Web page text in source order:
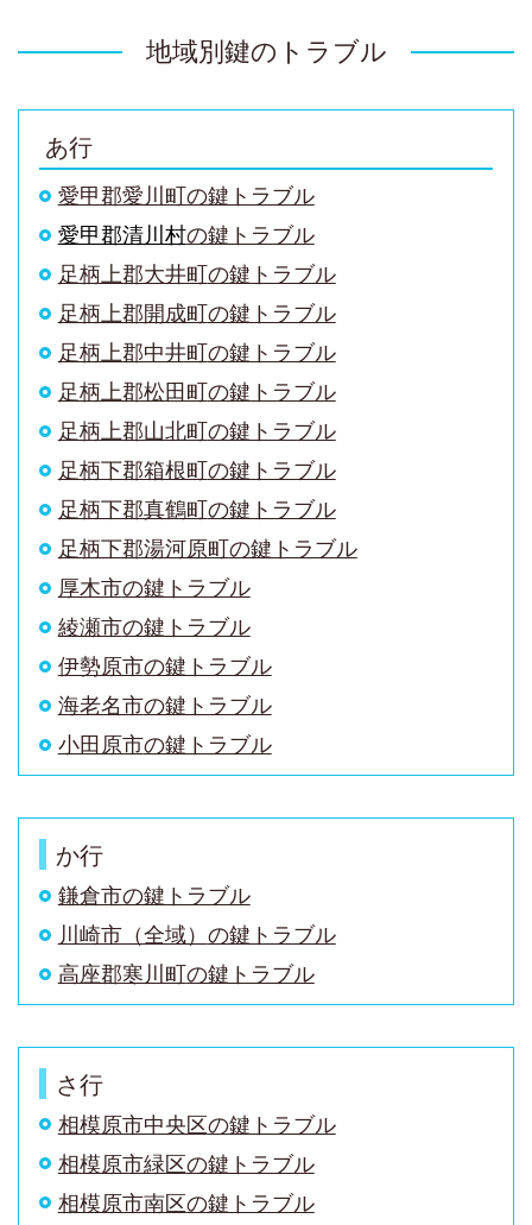
地域別鍵のトラブル
あ行
愛甲郡愛川町の鍵トラブル
愛甲郡清川村の鍵トラブル
足柄上郡大井町の鍵トラブル
足柄上郡開成町の鍵トラブル
足柄上郡中井町の鍵トラブル
足柄上郡松田町の鍵トラブル
足柄上郡山北町の鍵トラブル
足柄下郡箱根町の鍵トラブル
足柄下郡真鶴町の鍵トラブル
足柄下郡湯河原町の鍵トラブル
厚木市の鍵トラブル
綾瀬市の鍵トラブル
伊勢原市の鍵トラブル
海老名市の鍵トラブル
小田原市の鍵トラブル
か行
鎌倉市の鍵トラブル
川崎市（全域） の鍵トラブル
高座郡寒川町の鍵トラブル
さ行
相模原市中央区の鍵トラブル
相模原市緑区の鍵トラブル
相模原市南区の鍵トラブル